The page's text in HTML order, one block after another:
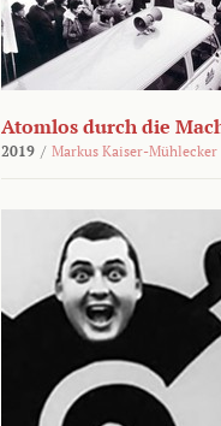
Atomlos durch die
2019 / Markus Kaiser-Mühlecker